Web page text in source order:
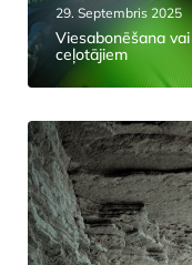
29. Septembris 2025
Viesabonēšana
ceļotājiem